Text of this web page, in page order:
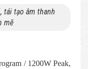
tái tạo âm thanh
mẽ
/ 1200W Peak,